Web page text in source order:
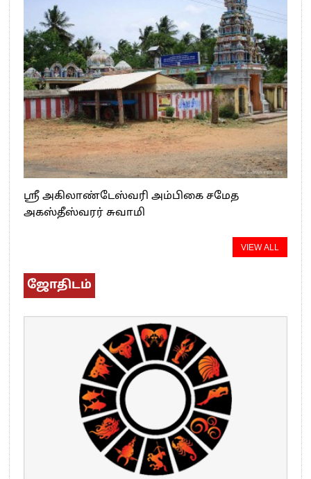
ஸ்ரீ அகிலாண்டேஸ்வரி அம்பிகை சமேத
அகஸ்தீஸ்வரர் சுவாமி
VIEW ALL
ஜோதிடம்